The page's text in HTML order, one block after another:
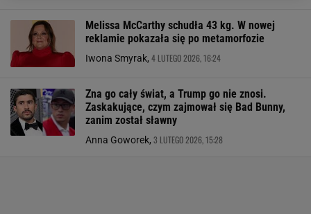
Melissa McCarthy schudła 43 kg. W nowej
reklamie pokazała się po metamorfozie
Iwona Smyrak, 4 LUTEGO 2026, 16:24
Zna go cały świat, a Trump go nie znosi.
Zaskakujące, czym zajmował się Bad Bunny,
zanim został sławny
Anna Goworek, 3 LUTEGO 2026, 15:28